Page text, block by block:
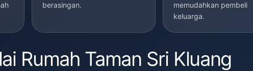
berasingan.
memudahkan pembeli
keluarga.
Rumah Taman Sri Kluang